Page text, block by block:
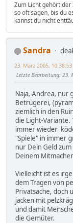
Zum Licht gehört der
so oft sagen, bis du
kannst du nicht
Sandra
23. März 2005, 10:38:53
Letzte Bearbeitung: 23.
Naja, Andrea, nur
Betrügerei,
ziemlich in den
die Light-Variante.
immer wieder
"Spiele" in immer
nur Dein Geld
Deinem
Vielleicht ist es
dem Tragen von
Privatsache, doch
jacken mit
und damit
die Gemüter.